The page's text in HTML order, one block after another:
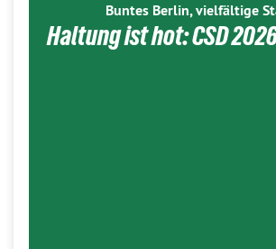
Buntes Berlin, vielfältige
Haltung ist hot: CSD